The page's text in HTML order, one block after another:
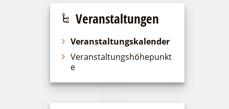
Veranstaltungen
Veranstaltungskalender
Veranstaltungshöhepunkt
e